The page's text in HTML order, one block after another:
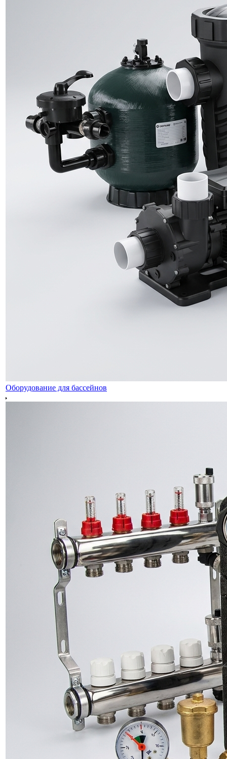
Оборудование для бассейнов